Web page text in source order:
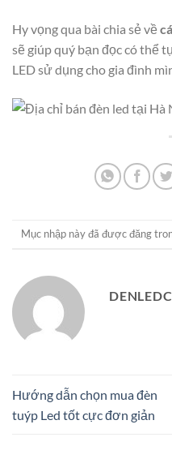
Hy vọng qua bài chia sẻ về
sẽ giúp quý bạn đọc có thể
LED sử dụng cho gia đình
Mục nhập này đã được đăng
Hướng dẫn chọn mua đèn
tuýp Led tốt cực đơn giản